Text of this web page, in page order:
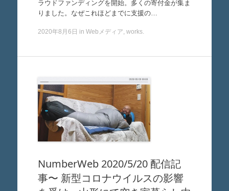
ラウドファンディングを開始。多くの寄付金が集ま
りました。なぜこれほどまでに支援の…
2020年8月6日 in Webメディア, works.
NumberWeb 2020/5/20 配信記
事〜 新型コロナウイルスの影響